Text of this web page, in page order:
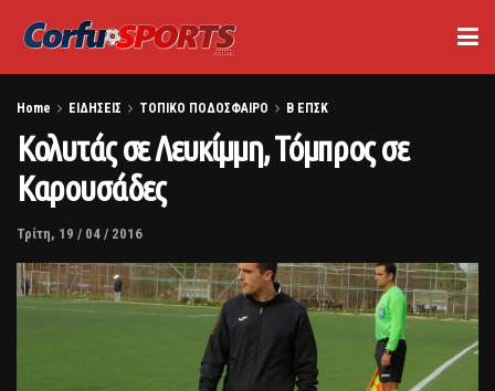
Home ΕΙΔΗΣΕΙΣ ΤΟΠΙΚΟ ΠΟΔΟΣΦΑΙΡΟ Β ΕΠΣΚ
Koλυτάς σε Λευκίμμη, Τόμπρος σε
Καρουσάδες
Τρίτη, 19 / 04 / 2016